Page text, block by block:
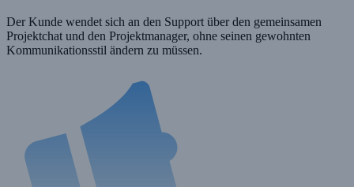
Der Kunde wendet sich an den Support über den gemeinsamen
Projektchat und den Projektmanager, ohne seinen gewohnten
Kommunikationsstil ändern zu müssen.